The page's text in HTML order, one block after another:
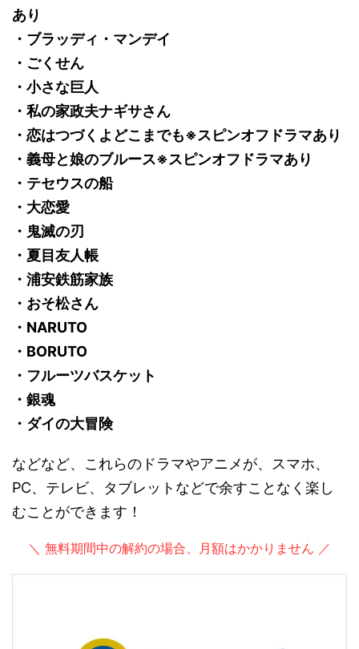
あり
・ブラッディ・マンデイ
・ごくせん
・小さな巨人
・私の家政夫ナギサさん
・恋はつづくよどこまでも※スピンオフドラマあり
・義母と娘のブルース※スピンオフドラマあり
・テセウスの船
・大恋愛
・鬼滅の刃
・夏目友人帳
・浦安鉄筋家族
・おそ松さん
・NARUTO
・BORUTO
・フルーツバスケット
・銀魂
・ダイの大冒険
などなど、これらのドラマやアニメが、スマホ、
PC、テレビ、タブレットなどで余すことなく楽し
むことができます！
＼ 無料期間中の解約の場合、月額はかかりません ／